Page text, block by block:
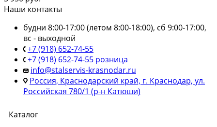
Наши контакты
будни 8:00-17:00 (летом 8:00-18:00), сб 9:00-17:00,
вс - выходной
+7 (918) 652-74-55
+7 (918) 652-74-55 розница
info@stalservis-krasnodar.ru
Россия, Краснодарский край, г. Краснодар, ул.
Российская 780/1 (р-н Катюши)
Каталог